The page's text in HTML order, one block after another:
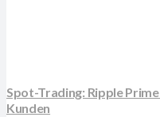
Spot-Trading: Ripple
Kunden